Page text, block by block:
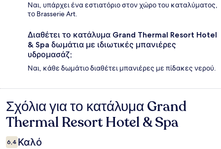
Ναι, υπάρχει ένα εστιατόριο στον χώρο του καταλύματος,
το Brasserie Art.
Διαθέτει το κατάλυμα Grand Thermal Resort Hotel
& Spa δωμάτια με ιδιωτικές μπανιέρες
υδρομασάζ;
Ναι, κάθε δωμάτιο διαθέτει μπανιέρες με πίδακες νερού.
Σχόλια
Σχόλια για το κατάλυμα Grand
Thermal Resort Hotel & Spa
6,4 Καλό